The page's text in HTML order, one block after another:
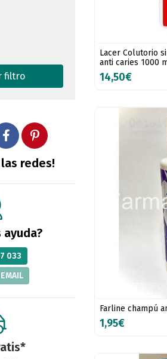
Lacer Colutorio
anti caries 1000
14,50€
Farline champú
1,95€
filtro
las redes!
ayuda?
033